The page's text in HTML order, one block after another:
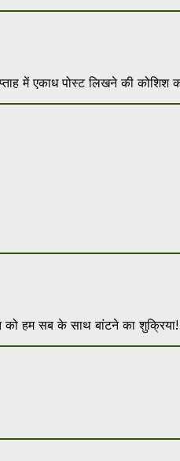
में एकाध पोस्ट लिखने की कोशिश
को हम सब के साथ बांटने का शुक्रिया!